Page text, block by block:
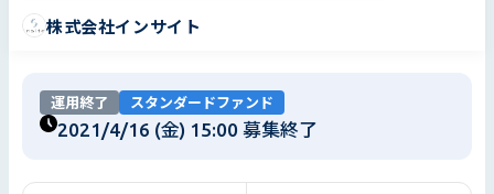
株式会社インサイト
運用終了 スタンダードファンド
2021/4/16 (金) 15:00 募集終了